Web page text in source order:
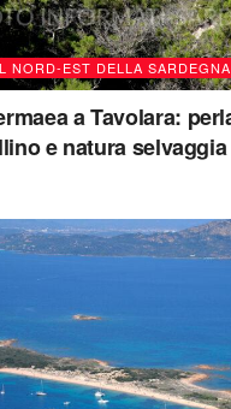
NORD-EST DELLA SARDEGNA
a Tavolara:
e natura selvaggia